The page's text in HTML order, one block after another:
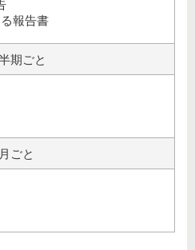
報告書
期ごと
月ごと